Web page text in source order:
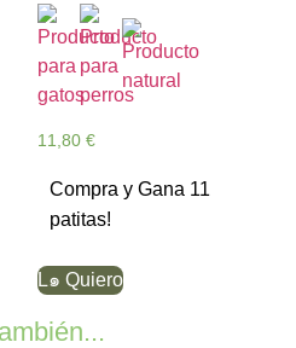
Valorado
con
5.00
de 5
11,80 €
Compra y Gana 11
patitas!
L๑ Quiero